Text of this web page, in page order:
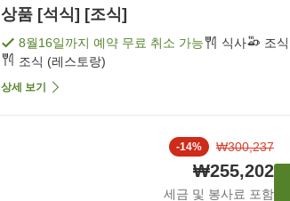
상품 [석식] [조식]
8월16일까지 예약 무료 취소 가능 식사 조식
조식 (레스토랑)
상세 보기
-14% ₩300,237
₩255,202
세금 및 봉사료 포함